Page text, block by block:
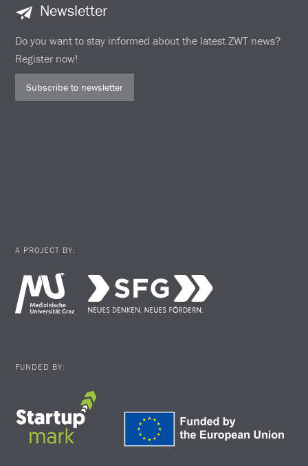
Newsletter
Do you want to stay informed about the latest ZWT news?
Register now!
Subscribe to newsletter
A PROJECT BY:
FUNDED BY: